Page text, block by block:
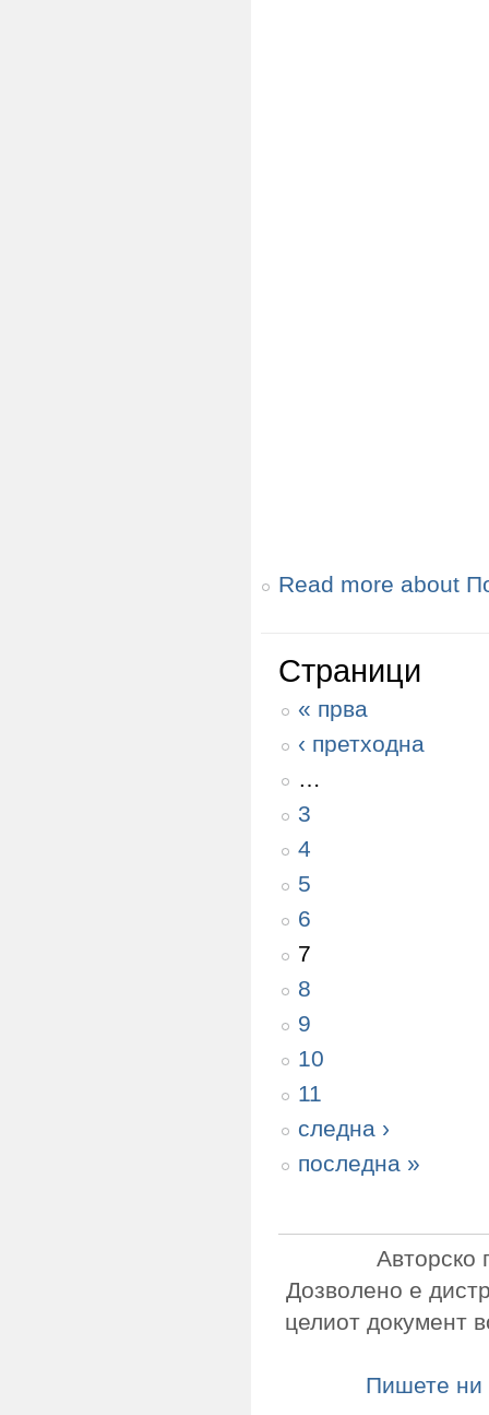
Read more about
Страници
« прва
‹ претходна
…
3
4
5
6
7
8
9
10
11
следна ›
последна »
Авторско
Дозволено е
целиот документ
Пишете ни